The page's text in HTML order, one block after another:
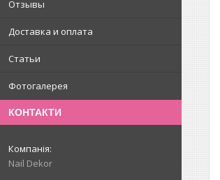
Отзывы
Доставка и оплата
Статьи
Фотогалерея
КОНТАКТИ
Nail Dekor